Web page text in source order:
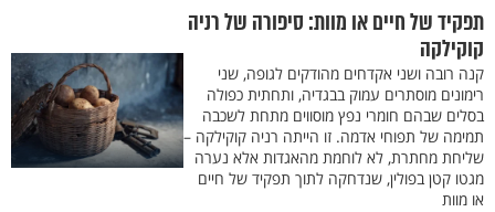
תפקיד של חיים או מוות: סיפורה של רניה
קוקילקה
קנה רובה ושני אקדחים מהודקים לגופה, שני
רימונים מוסתרים עמוק בבגדיה, ותחתית כפולה
בסלים שבהם חומרי נפץ מוסווים מתחת לשכבה
תמימה של תפוחי אדמה. זו הייתה רניה קוקילקה –
שליחת מחתרת, לא לוחמת מהאגדות אלא נערה
מגטו קטן בפולין, שנדחקה לתוך תפקיד של חיים
או מוות